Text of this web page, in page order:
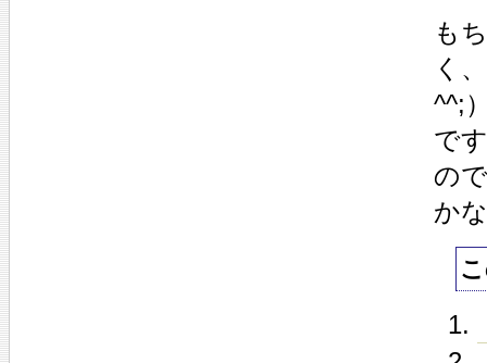
も
く
^^;
で
の
か